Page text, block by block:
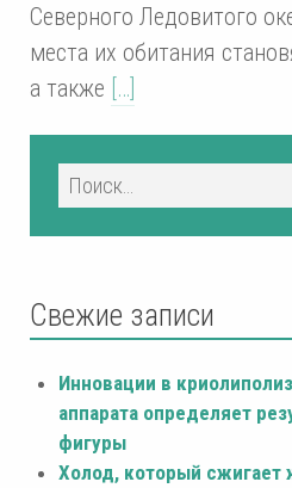
Северного Ледовитого
места их обитания
а также […]
Свежие записи
Инновации в
аппарата определяет
фигуры
Холод, который сжигает